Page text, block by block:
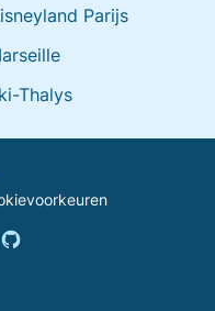
Parijs
Thalys